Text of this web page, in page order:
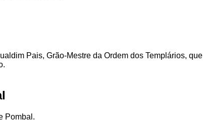
Pais, Grão-Mestre da Ordem dos Templários, que
Pombal.